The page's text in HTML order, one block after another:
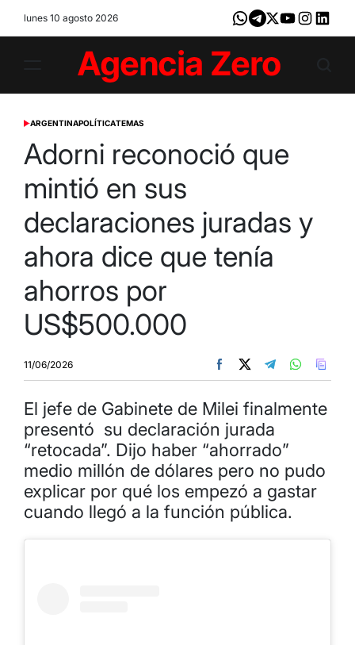
lunes 10 agosto 2026 Whatsapp
Telegram
X YoutubeInstagram
Zero
POSTED
ARGENTINAPOLÍTICATEMAS
Adorni reconoció que
mintió en sus
declaraciones juradas y
ahora dice que tenía
ahorros por
US$500.000
11/06/2026
El jefe de Gabinete de Milei finalmente
presentó su declaración jurada
“retocada”. Dijo haber “ahorrado”
medio millón de dólares pero no pudo
explicar por qué los empezó a gastar
cuando llegó a la función pública.